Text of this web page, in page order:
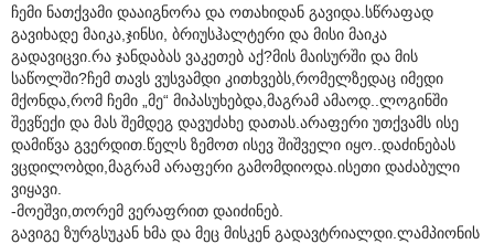
ჩემი ნათქვამი დააიგნორა და ოთახიდან გავიდა.სწრაფად
გავიხადე მაიკა,ჯინსი, ბრიუსჰალტერი და მისი მაიკა
გადავიცვი.რა ჯანდაბას ვაკეთებ აქ?მის მაისურში და მის
საწოლში?ჩემ თავს ვუსვამდი კითხვებს,რომელზედაც იმედი
მქონდა,რომ ჩემი „მე“ მიპასუხებდა,მაგრამ ამაოდ..ლოგინში
შევწექი და მას შემდეგ დავუძახე დათას.არაფერი უთქვამს ისე
დამიწვა გვერდით.წელს ზემოთ ისევ შიშველი იყო..დაძინებას
ვცდილობდი,მაგრამ არაფერი გამომდიოდა.ისეთი დაძაბული
ვიყავი.
-მოეშვი,თორემ ვერაფრით დაიძინებ.
გავიგე ზურგსუკან ხმა და მეც მისკენ გადავტრიალდი.ლამპიონის